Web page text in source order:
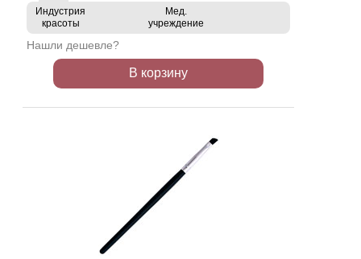
Индустрия
красоты
Мед.
учреждение
Нашли дешевле?
В корзину